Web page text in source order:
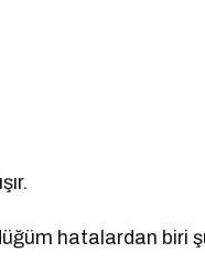
hatalardan biri